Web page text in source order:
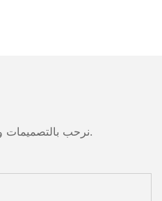
نرحب بالتصميمات والأفكار المخصصة وقادرة على تلبية المتطلبات المحددة. لمزيد من المعلومات، يرجى زيارة الموقع الإلكتروني أو الاتصال بنا مباشرة مع أسئلة أو استفسارات.